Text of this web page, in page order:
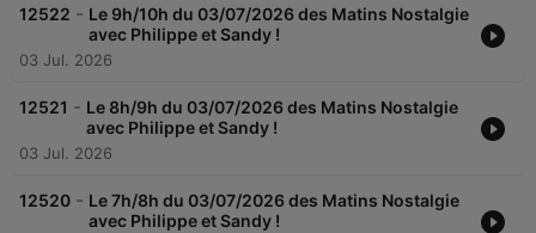
12522 - Le 9h/10h du 03/07/2026 des Matins Nostalgie
avec Philippe et Sandy !
03 Jul. 2026
12521 - Le 8h/9h du 03/07/2026 des Matins Nostalgie
avec Philippe et Sandy !
03 Jul. 2026
12520 - Le 7h/8h du 03/07/2026 des Matins Nostalgie
avec Philippe et Sandy !